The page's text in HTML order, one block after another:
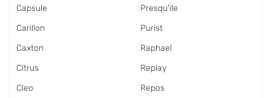
Capsule
Carillon
Caxton
Citrus
Cleo
Presqu'ile
Purist
Raphael
Replay
Repos